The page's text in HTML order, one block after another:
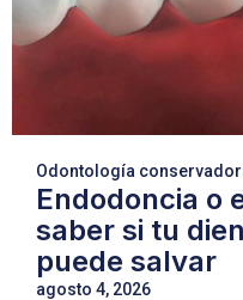
Odontología
Endodoncia o
saber si tu
puede salvar
agosto 4, 2026